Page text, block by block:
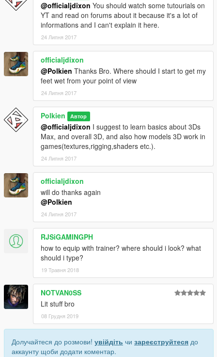
@officialjdixon You should watch some tutourials on
YT and read on forums about it because it's a lot of
informations and I can't explain it here.
24 Липня 2017
officialjdixon
@Polkien Thanks Bro. Where should I start to get my
feet wet from your point of view
24 Липня 2017
Polkien Автор
@officialjdixon I suggest to learn basics about 3Ds
Max, and overall 3D, and also how models 3D work in
games(textures,rigging,shaders etc.).
24 Липня 2017
officialjdixon
will do thanks again
@Polkien
24 Липня 2017
RJSiGAMINGPH
how to equip with trainer? where should i look? what
should i type?
19 Травня 2018
NOTVAN0SS
Lit stuff bro
08 Грудня 2019
Долучайтеся до розмови! увійдіть чи зареєструйтеся до
аккаунту щоби додати коментар.